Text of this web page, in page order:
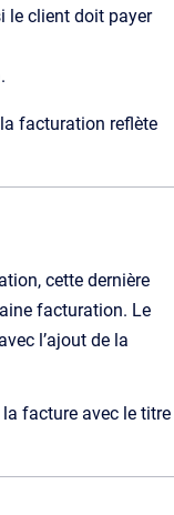
le client doit payer
la facturation reflète
cette dernière
facturation. Le
l’ajout de la
facture avec le titre